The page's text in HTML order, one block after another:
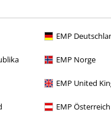
EMP
EMP Norge
EMP United
EMP Österreich